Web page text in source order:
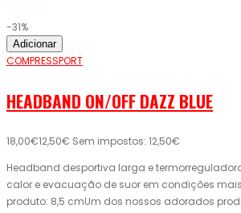
-31%
Adicionar
COMPRESSPORT
HEADBAND ON/OFF DAZZ BLUE
18,00€12,50€ Sem impostos: 12,50€
Headband desportiva larga e
calor e evacuação de suor em condições
produto: 8,5 cmUm dos nossos adorados